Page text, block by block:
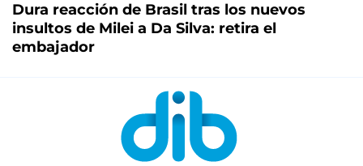
Dura reacción de Brasil tras los nuevos
insultos de Milei a Da Silva: retira el
embajador